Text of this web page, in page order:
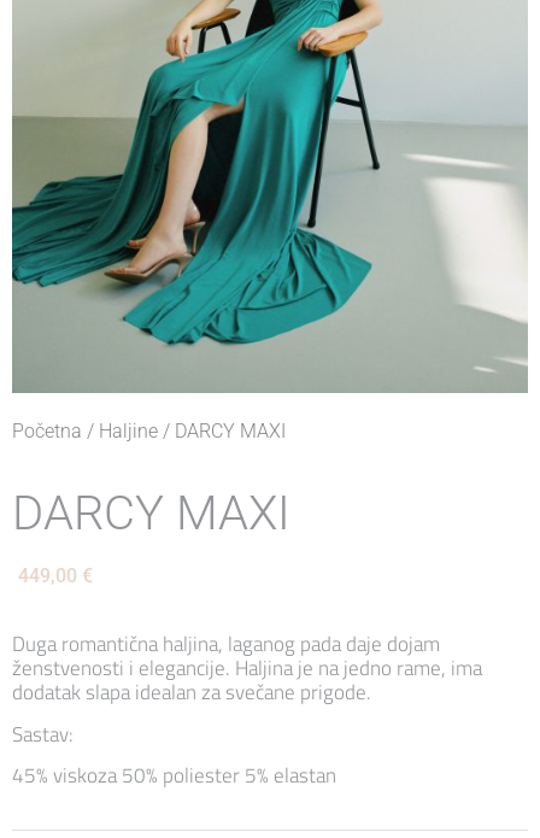
Početna / Haljine / DARCY MAXI
DARCY MAXI
449,00 €
Duga romantična haljina, laganog pada daje dojam
ženstvenosti i elegancije. Haljina je na jedno rame, ima
dodatak slapa idealan za svečane prigode.
Sastav:
45% viskoza 50% poliester 5% elastan